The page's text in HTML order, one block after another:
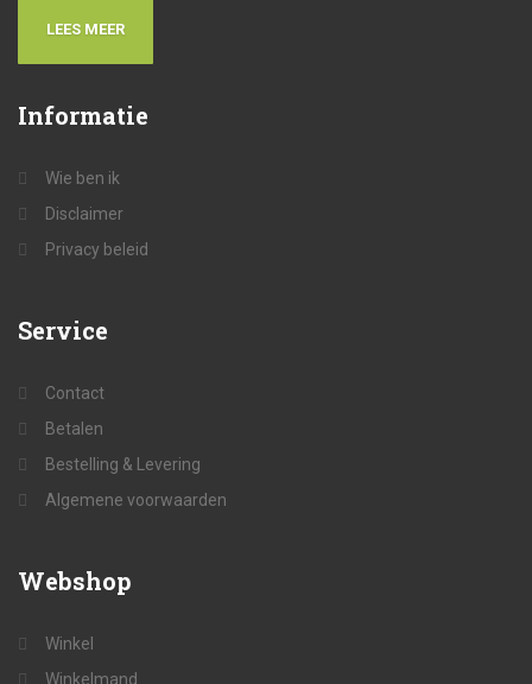
LEES MEER
Informatie
Wie ben ik
Disclaimer
Privacy beleid
Service
Contact
Betalen
Bestelling & Levering
Algemene voorwaarden
Webshop
Winkel
Winkelmand